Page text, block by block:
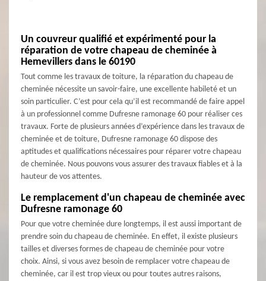
Un couvreur qualifié et expérimenté pour la
réparation de votre chapeau de cheminée à
Hemevillers dans le 60190
Tout comme les travaux de toiture, la réparation du chapeau de
cheminée nécessite un savoir-faire, une excellente habileté et un
soin particulier. C’est pour cela qu’il est recommandé de faire appel
à un professionnel comme Dufresne ramonage 60 pour réaliser ces
travaux. Forte de plusieurs années d’expérience dans les travaux de
cheminée et de toiture, Dufresne ramonage 60 dispose des
aptitudes et qualifications nécessaires pour réparer votre chapeau
de cheminée. Nous pouvons vous assurer des travaux fiables et à la
hauteur de vos attentes.
Le remplacement d'un chapeau de cheminée avec
Dufresne ramonage 60
Pour que votre cheminée dure longtemps, il est aussi important de
prendre soin du chapeau de cheminée. En effet, il existe plusieurs
tailles et diverses formes de chapeau de cheminée pour votre
choix. Ainsi, si vous avez besoin de remplacer votre chapeau de
cheminée, car il est trop vieux ou pour toutes autres raisons,